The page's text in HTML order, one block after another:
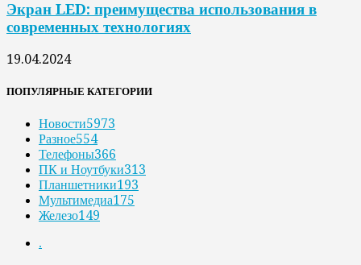
Экран LED: преимущества использования в
современных технологиях
19.04.2024
ПОПУЛЯРНЫЕ КАТЕГОРИИ
Новости5973
Разное554
Телефоны366
ПК и Ноутбуки313
Планшетники193
Мультимедиа175
Железо149
.